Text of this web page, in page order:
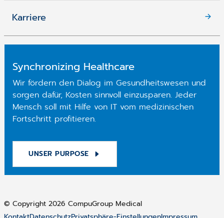
Karriere
Synchronizing Healthcare
Wir fördern den Dialog im Gesundheitswesen und
sorgen dafür, Kosten sinnvoll einzusparen. Jeder
Mensch soll mit Hilfe von IT vom medizinischen
Fortschritt profitieren.
UNSER PURPOSE
© Copyright 2026 CompuGroup Medical